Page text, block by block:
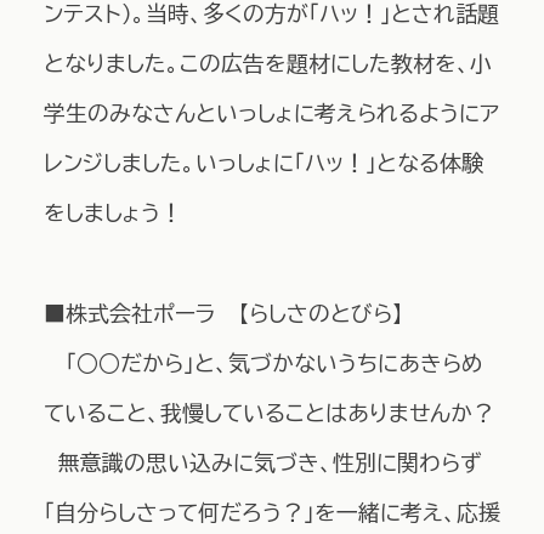
ンテスト）。当時、多くの方が「ハッ！」とされ話題
となりました。この広告を題材にした教材を、小
学生のみなさんといっしょに考えられるようにア
レンジしました。いっしょに「ハッ！」となる体験
をしましょう！
■株式会社ポーラ 【らしさのとびら】
「○○だから」と、気づかないうちにあきらめ
ていること、我慢していることはありませんか？
無意識の思い込みに気づき、性別に関わらず
「自分らしさって何だろう？」を一緒に考え、応援